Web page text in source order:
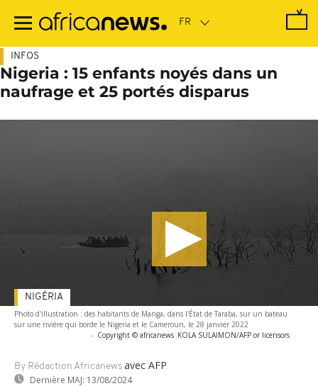
contenu
INFOS
Nigeria : 15 enfants noyés dans un
naufrage et 25 portés disparus
Photo d'illustration : des habitants de Manga, dans l'État de Taraba, sur un bateau
sur une rivière qui borde le Nigeria et le Cameroun, le 28 janvier 2022
- Copyright © africanews KOLA SULAIMON/AFP or licensors
By Rédaction Africanews avec AFP
Dernière MAJ: 13/08/2024
NIGÉRIA